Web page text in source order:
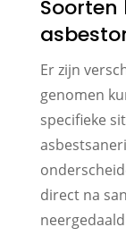
Er zijn
genomen
specifieke
direct na